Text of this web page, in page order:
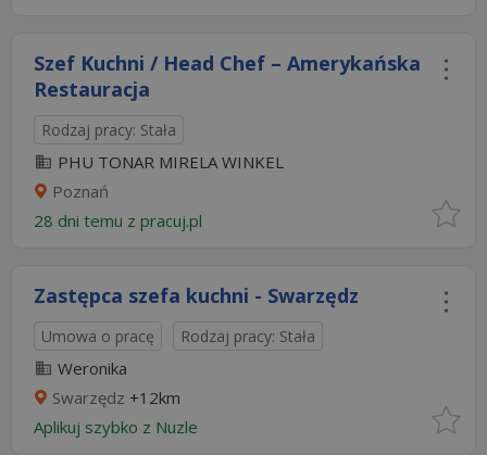
Szef Kuchni / Head Chef – Amerykańska
Restauracja
Rodzaj pracy: Stała
PHU TONAR MIRELA WINKEL
Poznań
28 dni temu z pracuj.pl
Zastępca szefa kuchni - Swarzędz
Umowa o pracę Rodzaj pracy: Stała
Weronika
Swarzędz +12km
Aplikuj szybko z Nuzle